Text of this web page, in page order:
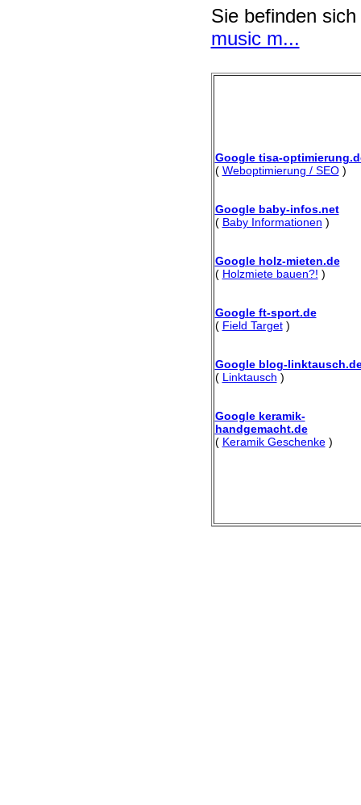
Sie befinden
music m...
Google tisa-
( Weboptimierung / SEO)
Google baby-infos.net
( Baby Informationen )
Google holz-mieten.de
( Holzmiete bauen?! )
Google ft-sport.de
( Field Target)
Google blog-
( Linktausch )
Google keramik-
handgemacht.de
( Keramik Geschenke)